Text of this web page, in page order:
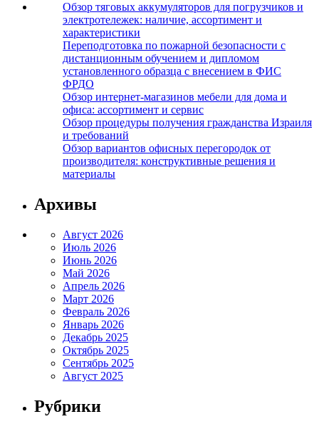
Обзор тяговых аккумуляторов для погрузчиков и
электротележек: наличие, ассортимент и
характеристики
Переподготовка по пожарной безопасности с
дистанционным обучением и дипломом
установленного образца с внесением в ФИС
ФРДО
Обзор интернет-магазинов мебели для дома и
офиса: ассортимент и сервис
Обзор процедуры получения гражданства Израиля
и требований
Обзор вариантов офисных перегородок от
производителя: конструктивные решения и
материалы
Архивы
Август 2026
Июль 2026
Июнь 2026
Май 2026
Апрель 2026
Март 2026
Февраль 2026
Январь 2026
Декабрь 2025
Октябрь 2025
Сентябрь 2025
Август 2025
Рубрики